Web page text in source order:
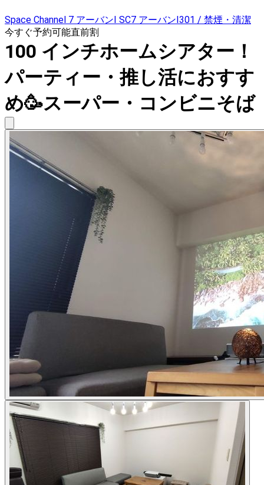
Space Channel 7 アーバンⅠ SC7 アーバンⅠ301 / 禁煙・清潔
今すぐ予約可能直前割
100 インチホームシアター！
パーティー・推し活におすす
め🥳スーパー・コンビニそば